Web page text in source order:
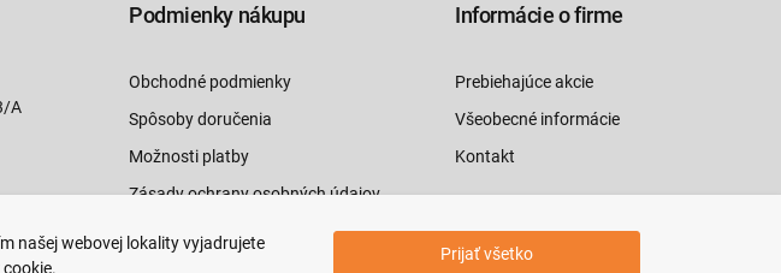
A
Podmienky nákupu
Obchodné podmienky
Spôsoby doručenia
Možnosti platby
Zásady ochrany osobných údajov
Informácie o firme
Prebiehajúce akcie
Všeobecné informácie
Kontakt
našej webovej lokality vyjadrujete
Prijať všetko